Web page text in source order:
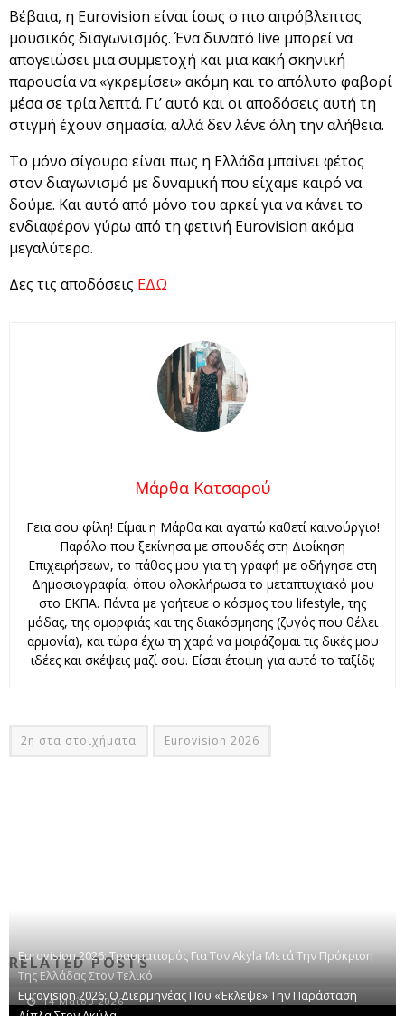
Βέβαια, η Eurovision είναι ίσως ο πιο απρόβλεπτος
μουσικός διαγωνισμός. Ένα δυνατό live μπορεί να
απογειώσει μια συμμετοχή και μια κακή σκηνική
παρουσία να «γκρεμίσει» ακόμη και το απόλυτο φαβορί
μέσα σε τρία λεπτά. Γι’ αυτό και οι αποδόσεις αυτή τη
στιγμή έχουν σημασία, αλλά δεν λένε όλη την αλήθεια.
Το μόνο σίγουρο είναι πως η Ελλάδα μπαίνει φέτος
στον διαγωνισμό με δυναμική που είχαμε καιρό να
δούμε. Και αυτό από μόνο του αρκεί για να κάνει το
ενδιαφέρον γύρω από τη φετινή Eurovision ακόμα
μεγαλύτερο.
Δες τις αποδόσεις ΕΔΩ
Μάρθα Κατσαρού
Γεια σου φίλη! Είμαι η Μάρθα και αγαπώ καθετί καινούργιο!
Παρόλο που ξεκίνησα με σπουδές στη Διοίκηση
Επιχειρήσεων, το πάθος μου για τη γραφή με οδήγησε στη
Δημοσιογραφία, όπου ολοκλήρωσα το μεταπτυχιακό μου
στο ΕΚΠΑ. Πάντα με γοήτευε ο κόσμος του lifestyle, της
μόδας, της ομορφιάς και της διακόσμησης (ζυγός που θέλει
αρμονία), και τώρα έχω τη χαρά να μοιράζομαι τις δικές μου
ιδέες και σκέψεις μαζί σου. Είσαι έτοιμη για αυτό το ταξίδι;
2η στα στοιχήματα Eurovision 2026
RELATED POSTS
Eurovision 2026: Τραυματισμός Για Τον Akyla Μετά Την Πρόκριση
Της Ελλάδας Στον Τελικό
14 Μαΐου 2026
Eurovision 2026: Ο Διερμηνέας Που «έκλεψε» Την Παράσταση